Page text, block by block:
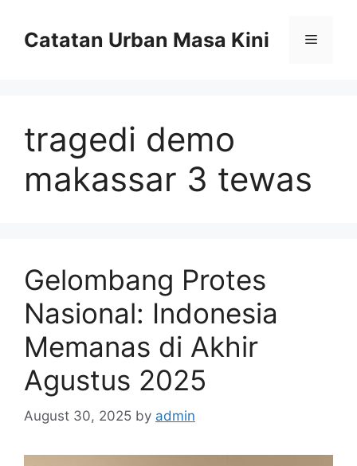
contentCatatan Urban Masa Kini Menu
tragedi demo
makassar 3 tewas
Gelombang Protes
Nasional: Indonesia
Memanas di Akhir
Agustus 2025
August 30, 2025 by admin